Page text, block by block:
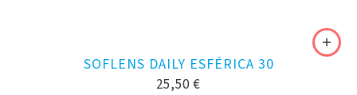
SOFLENS DAILY ESFÉRICA 30
25,50 €